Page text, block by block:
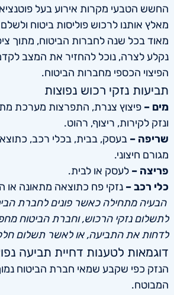
החשש הטבעי מקרות אירוע בעל
מאלץ אותנו לרכוש פוליסות ביטוח
מאוד בכל שנה לחברות הביטוח, מתוך
נקלע לצרה, נוכל להחזיר את המצב
הפיצוי הכספי מחברות הביטוח.
תביעות נזקי רכוש נפוצות
מים – פיצוץ צנרת, התפרצות מערכת
ונזק לקירות, ריצוף, רהוט.
שריפה – בעסק, בבית, בכלי רכב,
מגורם חיצוני.
פריצה – לעסק או לבית.
כלי רכב – נזקי פח כתוצאה מתאונה
הבעיה מתחילה כאשר פונים לחברת
לתשלום נזקי הרכוש, וחברת הביטוח
לדחות את התביעה, או לאשר תשלום
דוגמאות לטענות דחיית תביעה
הנזק כפי שקבע שמאי חברת הביטוח
המבוטח.